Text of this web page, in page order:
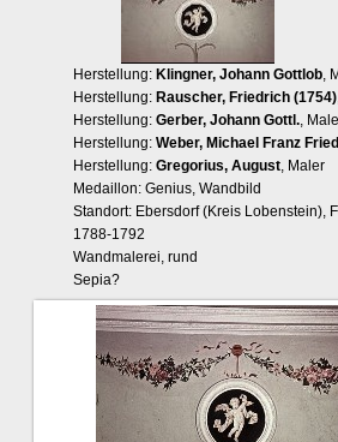
Herstellung: Klingner, Johann Gottlob,
Herstellung: Rauscher, Friedrich (1754)
Herstellung: Gerber, Johann Gottl.,
Herstellung: Weber, Michael Franz
Herstellung: Gregorius, August, Maler
Medaillon: Genius, Wandbild
Standort: Ebersdorf (Kreis Lobenstein),
1788-1792
Wandmalerei, rund
Sepia?